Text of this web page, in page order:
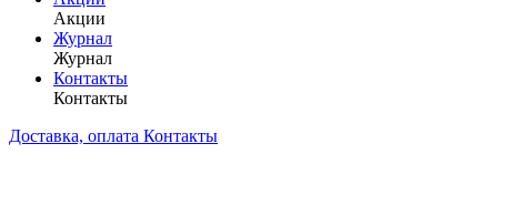
Акции
Журнал
Журнал
Контакты
Контакты
Доставка, оплата Контакты